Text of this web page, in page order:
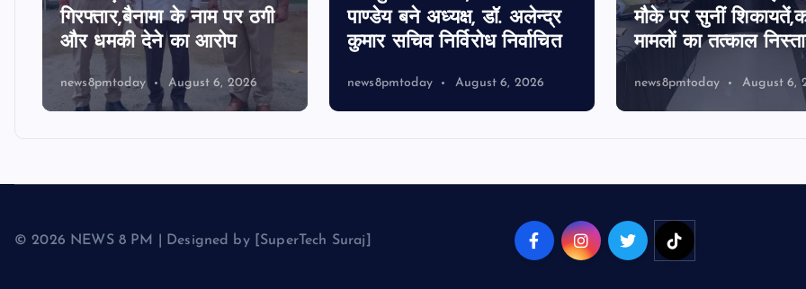
गिरफ्तार,बैनामा के नाम पर ठगी
और धमकी देने का आरोप
news8pmtoday August 6, 2026
पाण्डेय बने अध्यक्ष, डॉ. अलेन्द्र
कुमार सचिव निर्विरोध निर्वाचित
news8pmtoday August 6, 2026
मौके पर सुनीं
मामलों का तत्काल
news8pmtoday August 6,
© 2026 NEWS 8 PM | Designed by [SuperTech Suraj]